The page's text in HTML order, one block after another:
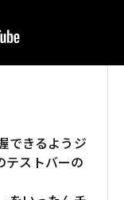
できるようジ
テストバーの